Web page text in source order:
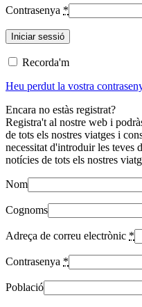
Contrasenya *
Recorda'm
Heu perdut la vostra
Encara no estàs registrat?
Registra't al nostre web i
de tots els nostres viatges i
necessitat d'introduir les teves
notícies de tots els nostres
Nom
Cognoms
Adreça de correu electrònic *
Contrasenya *
Població